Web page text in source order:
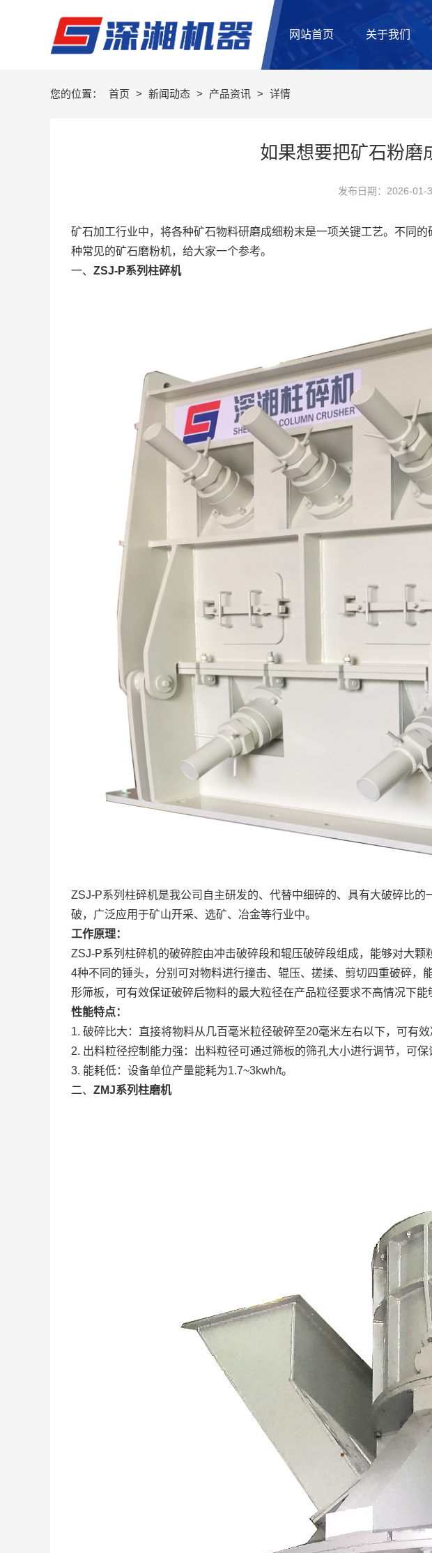
网站首页 关于我们
您的位置： 首页 > 新闻动态 > 产品资讯 > 详情
如果想要把矿石粉磨
发布日期：2026-01-
矿石加工行业中，将各种矿石物料研磨成细粉末是一项关键工艺。不同
种常见的矿石磨粉机，给大家一个参考。
一、 ZSJ-P系列柱碎机
ZSJ-P系列柱碎机是我公司自主研发的、代替中细碎的、具有大破碎比
破，广泛应用于矿山开采、选矿、冶金等行业中。
工作原理：
ZSJ-P系列柱碎机的破碎腔由冲击破碎段和辊压破碎段组成，能够对大
4种不同的锤头，分别可对物料进行撞击、辊压、搓揉、剪切四重破碎
形筛板，可有效保证破碎后物料的最大粒径在产品粒径要求不高情况下能
性能特点：
1. 破碎比大：直接将物料从几百毫米粒径破碎至20毫米左右以下，可有效
2. 出料粒径控制能力强：出料粒径可通过筛板的筛孔大小进行调节，可保
3. 能耗低：设备单位产量能耗为1.7~3kwh/t。
二、 ZMJ系列柱磨机